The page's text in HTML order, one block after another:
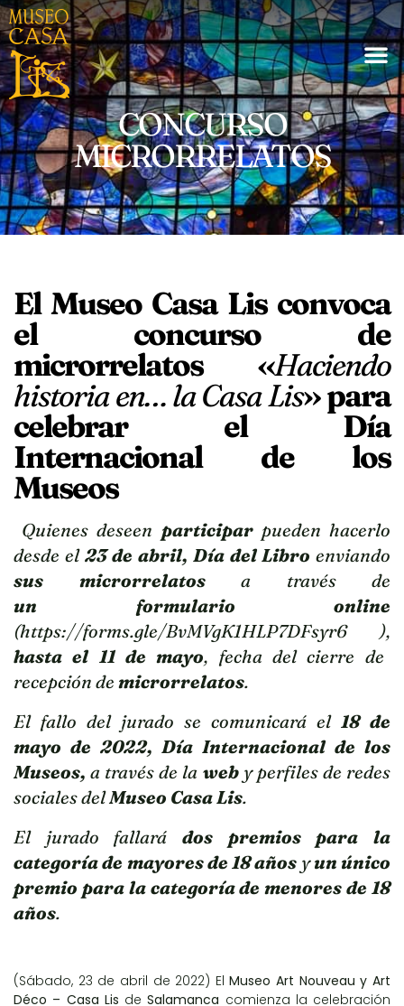
CONCURSO
MICRORRELATOS
El Museo Casa Lis convoca
el concurso de
microrrelatos «Haciendo
historia en… la Casa Lis» para
celebrar el Día
Internacional de los
Museos
Quienes deseen participar pueden hacerlo
desde el 23 de abril, Día del Libro enviando
sus microrrelatos a través de
un formulario online
(https://forms.gle/BvMVgK1HLP7DFsyr6),
hasta el 11 de mayo, fecha del cierre de
recepción demicrorrelatos.
El fallo del jurado se comunicará el 18 de
mayo de 2022, Día Internacional de los
Museos, a través de la web y perfiles de redes
sociales delMuseo Casa Lis.
El jurado fallará dos premios para la
categoría de mayores de 18 años yun único
premio para la categoría de menores de 18
años.
(Sábado, 23 de abril de 2022) ElMuseo Art Nouveau y Art
Déco – Casa Lis deSalamanca comienza la celebración